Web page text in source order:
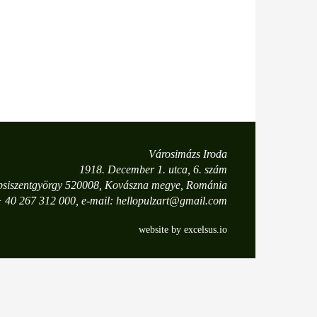
Városimázs Iroda
1918. December 1. utca, 6. szám
520008, Kovászna megye, Románia
40 267 312 000, e-mail: hellopulzart@gmail.com
website by excelsus.io